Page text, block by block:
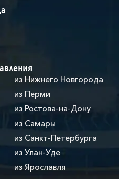
из Нижнего Новгорода
из Перми
из Ростова-на-Дону
из Самары
из Санкт-Петербурга
из Улан-Уде
из Ярославля